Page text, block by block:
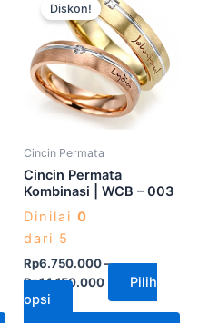
Diskon!
Cincin Permata
Cincin Permata
Kombinasi | WCB – 003
Dinilai 0
dari 5
Rp6.750.000–
Rp14.150.000
Pilih
opsi
ini
memiliki
beberapa
varian.
Pilihan
ini
di
halaman